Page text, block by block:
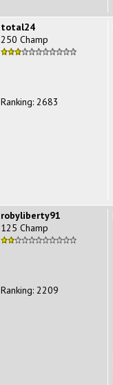
total24
250 Champ
Ranking: 2683
robyliberty91
125 Champ
Ranking: 2209